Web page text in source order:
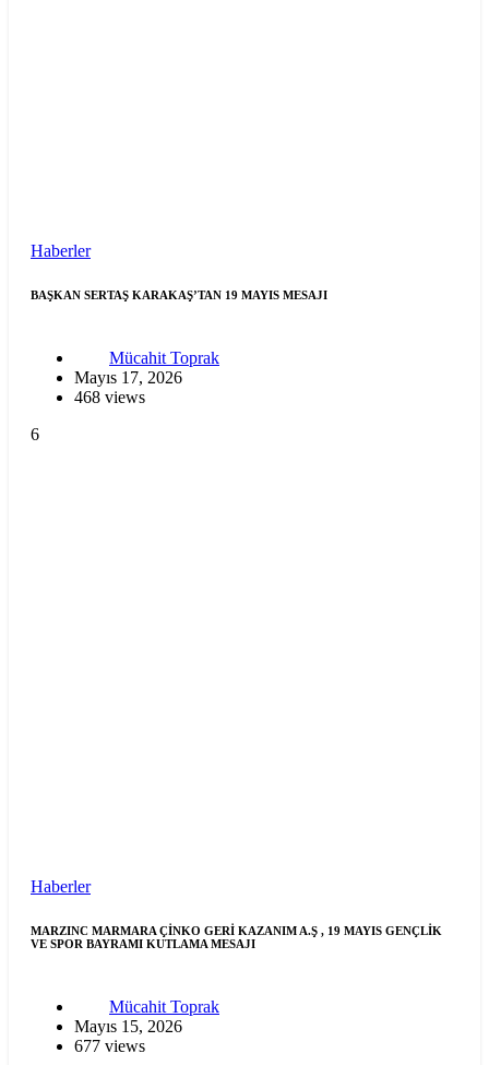
Haberler
BAŞKAN SERTAŞ KARAKAŞ’TAN 19 MAYIS MESAJI
Mücahit Toprak
Mayıs 17, 2026
468 views
6
Haberler
MARZINC MARMARA ÇİNKO GERİ KAZANIM A.Ş , 19 MAYIS GENÇLİK
VE SPOR BAYRAMI KUTLAMA MESAJI
Mücahit Toprak
Mayıs 15, 2026
677 views